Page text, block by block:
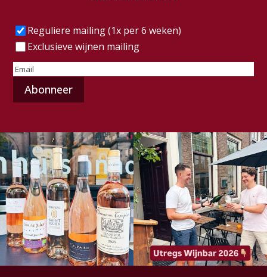
Frequentie(Vereist)
Reguliere mailing (1x per 6 weken)
Exclusieve wijnen mailing
E-
mailadres